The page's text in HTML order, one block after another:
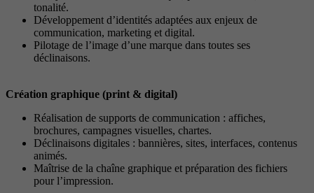
tonalité.
Développement d’identités adaptées aux enjeux de
communication, marketing et digital.
Pilotage de l’image d’une marque dans toutes ses
déclinaisons.
Création graphique (print & digital)
Réalisation de supports de communication : affiches,
brochures, campagnes visuelles, chartes.
Déclinaisons digitales : bannières, sites, interfaces, contenus
animés.
Maîtrise de la chaîne graphique et préparation des fichiers
pour l’impression.